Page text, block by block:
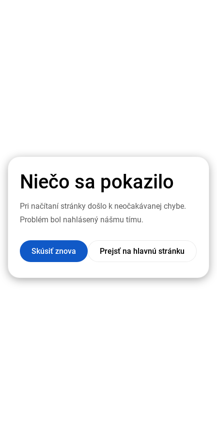
Niečo sa pokazilo
Pri načítaní stránky došlo k neočakávanej chybe.
Problém bol nahlásený nášmu tímu.
Skúsiť znova Prejsť na hlavnú stránku